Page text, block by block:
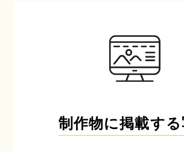
制作物に掲載す